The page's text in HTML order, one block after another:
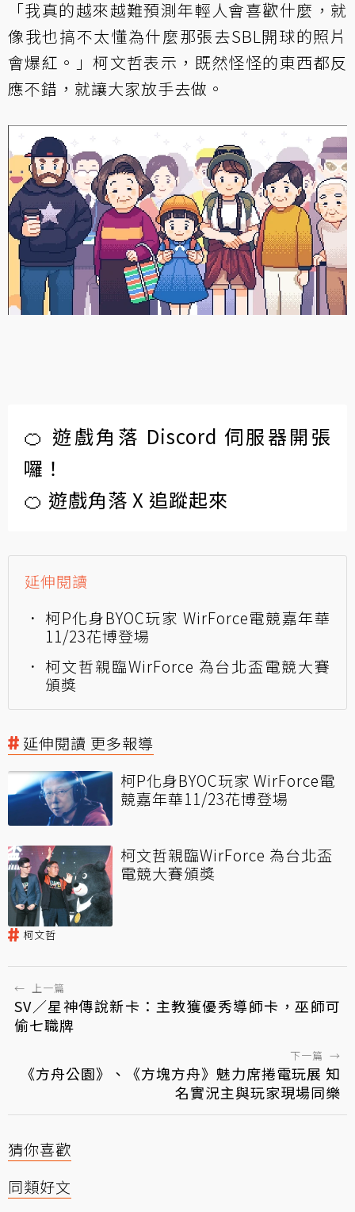
「我真的越來越難預測年輕人會喜歡什麼，就
像我也搞不太懂為什麼那張去SBL開球的照片
會爆紅。」柯文哲表示，既然怪怪的東西都反
應不錯，就讓大家放手去做。
🍊 遊戲角落 Discord 伺服器開張
囉！
🍊 遊戲角落 X 追蹤起來
延伸閱讀
柯P化身BYOC玩家 WirForce電競嘉年華
11/23花博登場
柯文哲親臨WirForce 為台北盃電競大賽
頒獎
延伸閱讀 更多報導
柯P化身BYOC玩家 WirForce電
競嘉年華11/23花博登場
柯文哲親臨WirForce 為台北盃
電競大賽頒獎
柯文哲
← 上一篇
SV／星神傳說新卡：主教獲優秀導師卡，巫師可
偷七職牌
下一篇 →
《方舟公園》、《方塊方舟》魅力席捲電玩展 知
名實況主與玩家現場同樂
猜你喜歡
同類好文